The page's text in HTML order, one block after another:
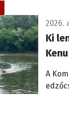
2026.
Ki
A